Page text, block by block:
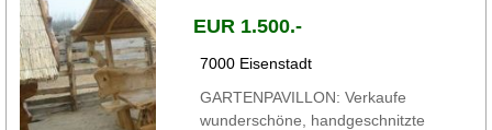
EUR 1.500.-
7000 Eisenstadt
GARTENPAVILLON: Verkaufe
wunderschöne, handgeschnitzte